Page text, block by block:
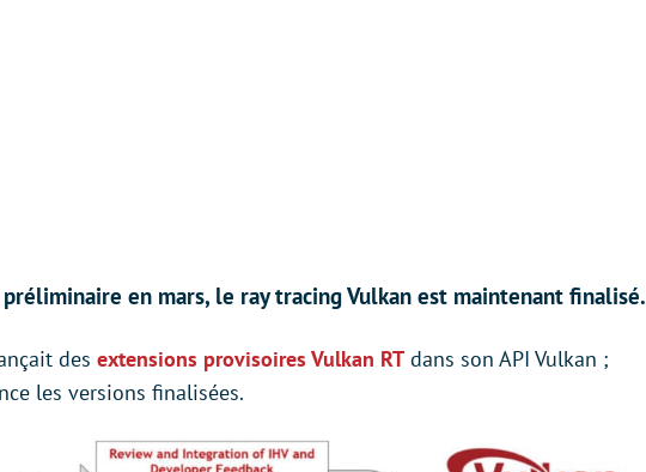
en mars, le ray tracing Vulkan est maintenant finalisé.
des extensions provisoires Vulkan RT dans son API Vulkan ;
les versions finalisées.